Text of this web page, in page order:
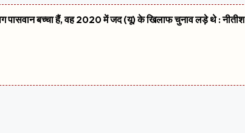
पासवान बच्चा हैं, वह 2020 में जद (यू) के खिलाफ चुनाव लड़े थे : नीतीश